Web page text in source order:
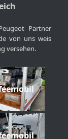
Partner
von uns weis
versehen.